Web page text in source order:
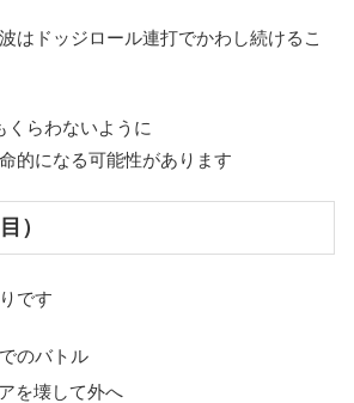
はドッジロール連打でかわし続けるこ
くらわないように
的になる可能性があります
）
です
のバトル
を壊して外へ